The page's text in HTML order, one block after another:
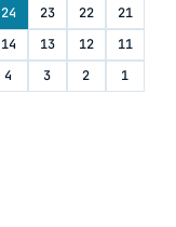
24 23 22
21
14 13 12
11
4 3 2 1